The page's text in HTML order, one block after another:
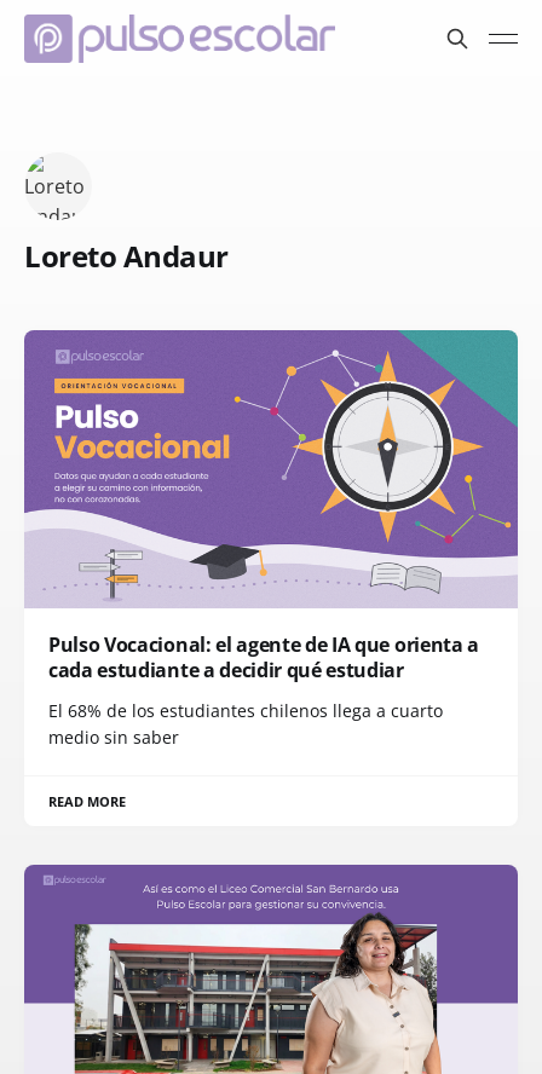
Loreto Andaur
Pulso Vocacional: el agente de IA que orienta a
cada estudiante a decidir qué estudiar
El 68% de los estudiantes chilenos llega a cuarto
medio sin saber
READ MORE